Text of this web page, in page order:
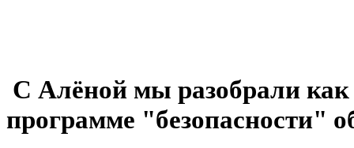
С Алёной мы разобрали как
программе "безопасности"